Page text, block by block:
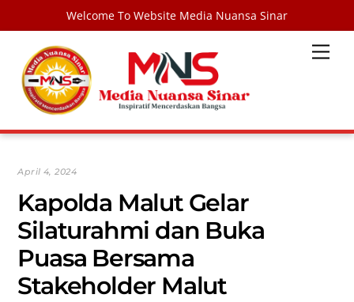
Welcome To Website Media Nuansa Sinar
content
April 4, 2024
Kapolda Malut Gelar
Silaturahmi dan Buka
Puasa Bersama
Stakeholder Malut